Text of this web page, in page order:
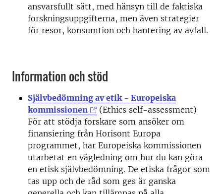
ansvarsfullt sätt, med hänsyn till de faktiska
forskningsuppgifterna, men även strategier
för resor, konsumtion och hantering av avfall.
Information och stöd
Självbedömning av etik - Europeiska
kommissionen
(Ethics self-assessment)
För att stödja forskare som ansöker om
finansiering från Horisont Europa
programmet, har Europeiska kommissionen
utarbetat en vägledning om hur du kan göra
en etisk självbedömning. De etiska frågor som
tas upp och de råd som ges är ganska